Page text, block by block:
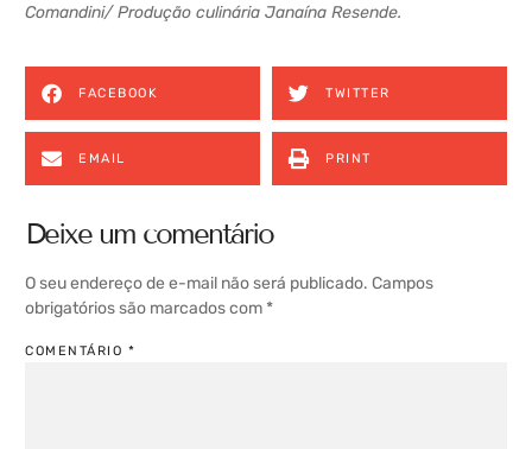
Comandini/ Produção culinária Janaína Resende.
FACEBOOK TWITTER
EMAIL PRINT
Deixe um comentário
O seu endereço de e-mail não será publicado. Campos
obrigatórios são marcados com *
COMENTÁRIO *